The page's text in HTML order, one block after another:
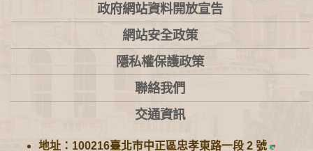
政府網站資料開放宣告
網站安全政策
隱私權保護政策
聯絡我們
交通資訊
地址：100216臺北市中正區忠孝東路一段 2 號